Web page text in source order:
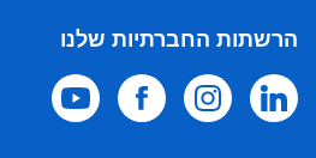
הרשתות החברתיות שלנו